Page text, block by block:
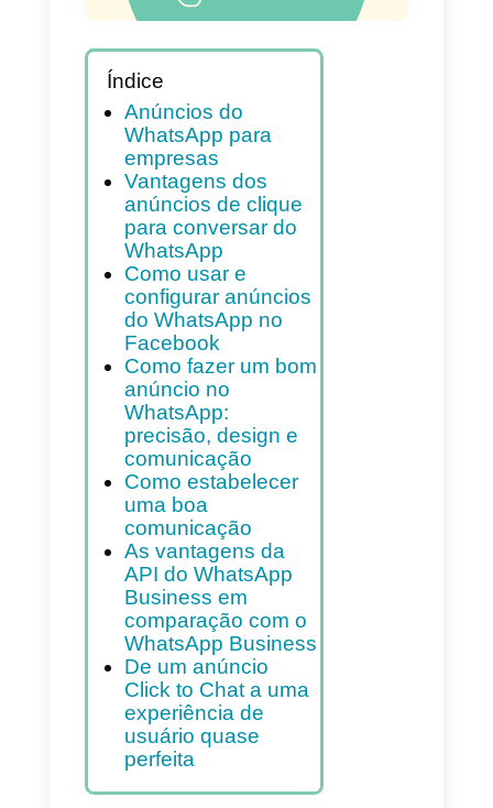
Índice
Anúncios do
WhatsApp para
empresas
Vantagens dos
anúncios de clique
para conversar do
WhatsApp
Como usar e
configurar anúncios
do WhatsApp no ​​
Facebook
Como fazer um bom
anúncio no
WhatsApp:
precisão, design e
comunicação
Como estabelecer
uma boa
comunicação
As vantagens da